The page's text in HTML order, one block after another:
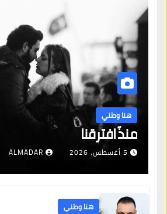
هنا وطني
منذُ افترقنا
5 أغسطس، 2026 ALMADAR
هنا وطني